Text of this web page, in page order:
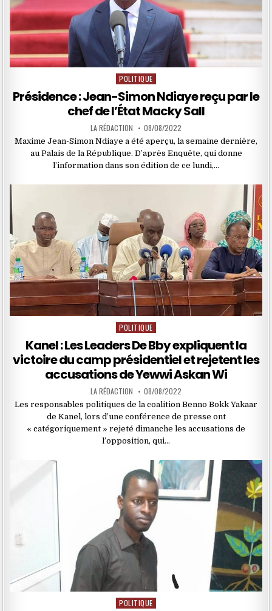
Posted
in
POLITIQUE
Présidence : Jean-Simon Ndiaye reçu par le
chef de l’État Macky Sall
LA RÉDACTION 08/08/2022
Maxime Jean-Simon Ndiaye a été aperçu, la semaine dernière,
au Palais de la République. D’après Enquête, qui donne
l’information dans son édition de ce lundi,…
Posted
POLITIQUE
Kanel : Les Leaders De Bby expliquent la
victoire du camp présidentiel et rejetent les
accusations de Yewwi Askan Wi
LA RÉDACTION 08/08/2022
Les responsables politiques de la coalition Benno Bokk Yakaar
de Kanel, lors d’une conférence de presse ont
« catégoriquement » rejeté dimanche les accusations de
l’opposition, qui…
Posted
POLITIQUE